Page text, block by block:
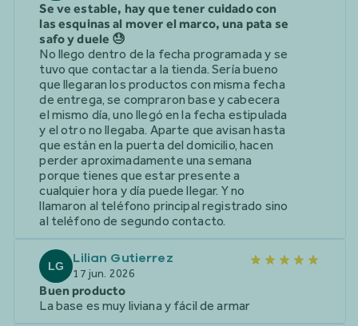
Se ve estable, hay que tener cuidado con
las esquinas al mover el marco, una pata se
safo y duele 😓
No llego dentro de la fecha programada y se
tuvo que contactar a la tienda. Sería bueno
que llegaran los productos con misma fecha
de entrega, se compraron base y cabecera
el mismo día, uno llegó en la fecha estipulada
y el otro no llegaba. Aparte que avisan hasta
que están en la puerta del domicilio, hacen
perder aproximadamente una semana
porque tienes que estar presente a
cualquier hora y día puede llegar. Y no
llamaron al teléfono principal registrado sino
al teléfono de segundo contacto.
LG Lilian Gutierrez
17 jun. 2026
Buen producto
La base es muy liviana y fácil de armar